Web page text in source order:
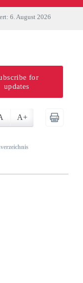
6. August 2026
for
updates
A+